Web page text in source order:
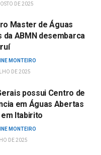
DE 2025
Master de Águas
da ABMN desembarca
MONTEIRO
DE 2025
possui Centro de
em Águas Abertas
em Itabirito
MONTEIRO
DE 2025